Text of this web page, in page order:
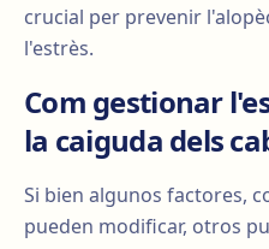
crucial per prevenir
l'estrès.
Com gestionar
la caiguda dels
Si bien algunos factores,
pueden modificar, otros